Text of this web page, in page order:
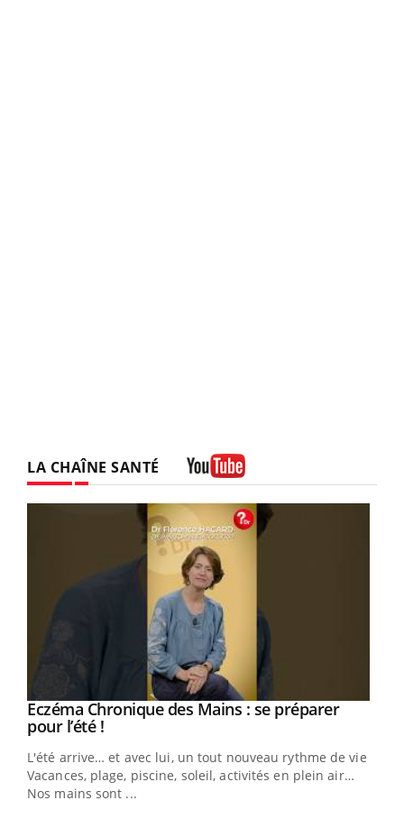
LA CHAÎNE SANTÉ
Youtube
Eczéma Chronique des Mains : se préparer
pour l’été !Youtube
L'été arrive… et avec lui, un tout nouveau rythme de vie !
Vacances, plage, piscine, soleil, activités en plein air…
Nos mains sont ...